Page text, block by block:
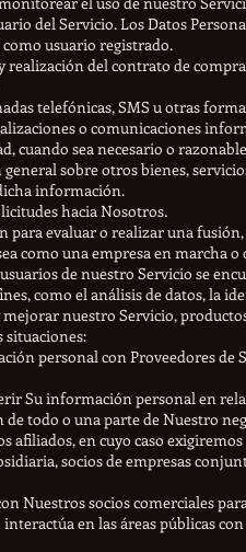
del Servicio. Los Datos
usuario registrado.
del contrato de
telefónicas, SMS u otras
o comunicaciones
cuando sea necesario o
sobre otros bienes,
información.
hacia Nosotros.
para evaluar o realizar una
como una empresa en marcha
de nuestro Servicio se
como el análisis de datos, la
nuestro Servicio,
situaciones:
personal con Proveedores
Su información personal en
todo o una parte de Nuestro
en cuyo caso
socios de empresas
Nuestros socios comerciales
en las áreas públicas